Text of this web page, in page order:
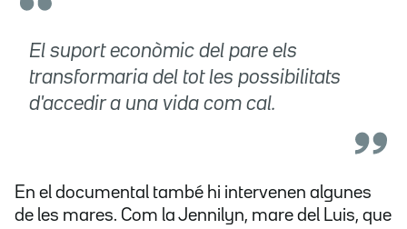
El suport econòmic del pare els
transformaria del tot les possibilitats
d'accedir a una vida com cal.
En el documental també hi intervenen algunes
de les mares. Com la Jennilyn, mare del Luis, que